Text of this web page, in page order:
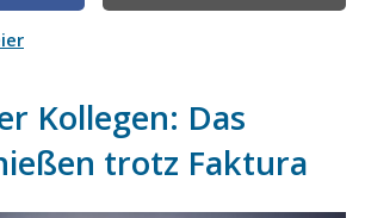
Kollegen: Das
trotz Faktura